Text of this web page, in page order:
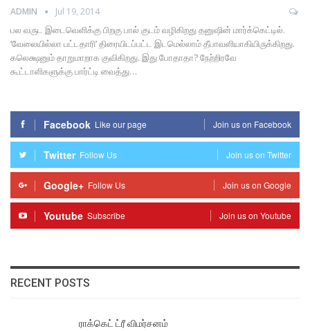
ADMIN Jul 19, 2014
பல வருட இடைவெளிக்கு பிறகு பால் குடம் வழிகிறது தனுஷின் மார்க்கெட்டில்.
‘வேலையில்லா பட்டதாரி’ திரையிடப்பட்ட இடமெல்லாம் தீபாவளியாகியிருக்கிறது.
கலெக்ஷனும் தாறுமாறாக குவிகிறது. இது போதாதா? நேற்றிரவே
கூட்டாளிகளுக்கு பார்ட்டி வைத்து…
Facebook Like our page Join us on Facebook
Twitter Follow Us Join us on Twitter
Google+ Follow Us Join us on Google
Youtube Subscribe Join us on Youtube
RECENT POSTS
ராக்கெட் ட்ரீ விமர்சனம்